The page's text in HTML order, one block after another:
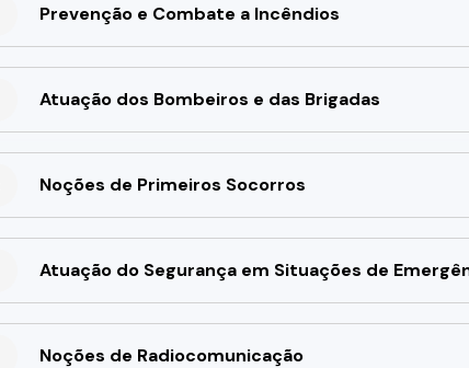
Prevenção e Combate a Incêndios
Atuação dos Bombeiros e das Brigadas
Noções de Primeiros Socorros
Atuação do Segurança em Situações de
Noções de Radiocomunicação